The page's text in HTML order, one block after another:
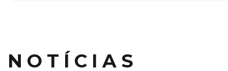
NOTÍCIAS